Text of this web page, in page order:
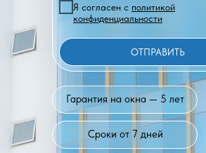
Сроки от 7 дней
Гарантия на окна — 5 лет
Я согласен с политикой
конфиденциальности
ОТПРАВИТЬ